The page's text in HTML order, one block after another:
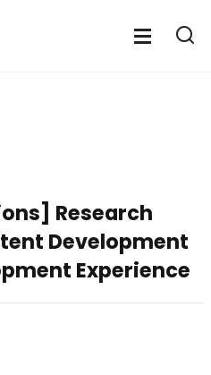
열
전
Research
Development
Experience